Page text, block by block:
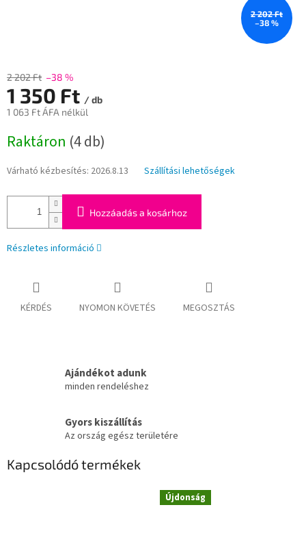
2 202 Ft
–38 %
2 202 Ft –38 %
1 350 Ft / db
1 063 Ft ÁFA nélkül
Raktáron (4 db)
Várható kézbesítés: 2026.8.13 Szállítási lehetőségek
Hozzáadás a kosárhoz
Részletes információ
KÉRDÉS NYOMON KÖVETÉS MEGOSZTÁS
Ajándékot adunk
minden rendeléshez
Gyors kiszállítás
Az ország egész területére
Kapcsolódó termékek
Újdonság